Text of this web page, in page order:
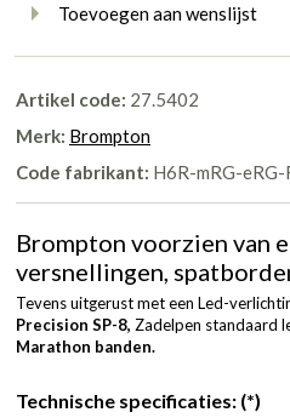
Toevoegen aan wenslijst
Artikel code: 27.5402
Merk: Brompton
Code fabrikant: H6R-mRG-
Brompton voorzien van
versnellingen,
Tevens uitgerust met een Led-
Precision SP-8, Zadelpen standaard
Marathon banden.
Technische specificaties: (*)